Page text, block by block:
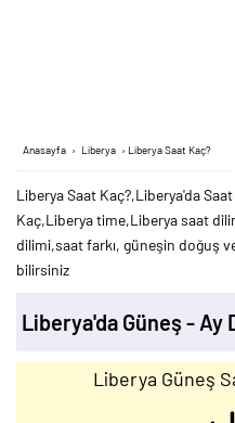
Anasayfa › Liberya › Liberya Saat Kaç?
Liberya Saat Kaç?,Liberya'da
Kaç,Liberya time,Liberya saat
dilimi,saat farkı, güneşin doğuş
bilirsiniz
Liberya'da Güneş - Ay
Liberya Güneş